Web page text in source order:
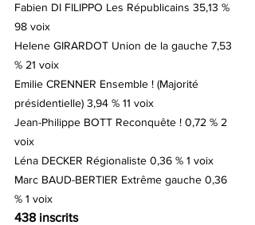
Fabien DI FILIPPO Les Républicains 35,13 %
98 voix
Helene GIRARDOT Union de la gauche 7,53
% 21 voix
Emilie CRENNER Ensemble ! (Majorité
présidentielle) 3,94 % 11 voix
Jean-Philippe BOTT Reconquête ! 0,72 % 2
voix
Léna DECKER Régionaliste 0,36 % 1 voix
Marc BAUD-BERTIER Extrême gauche 0,36
% 1 voix
438 inscrits